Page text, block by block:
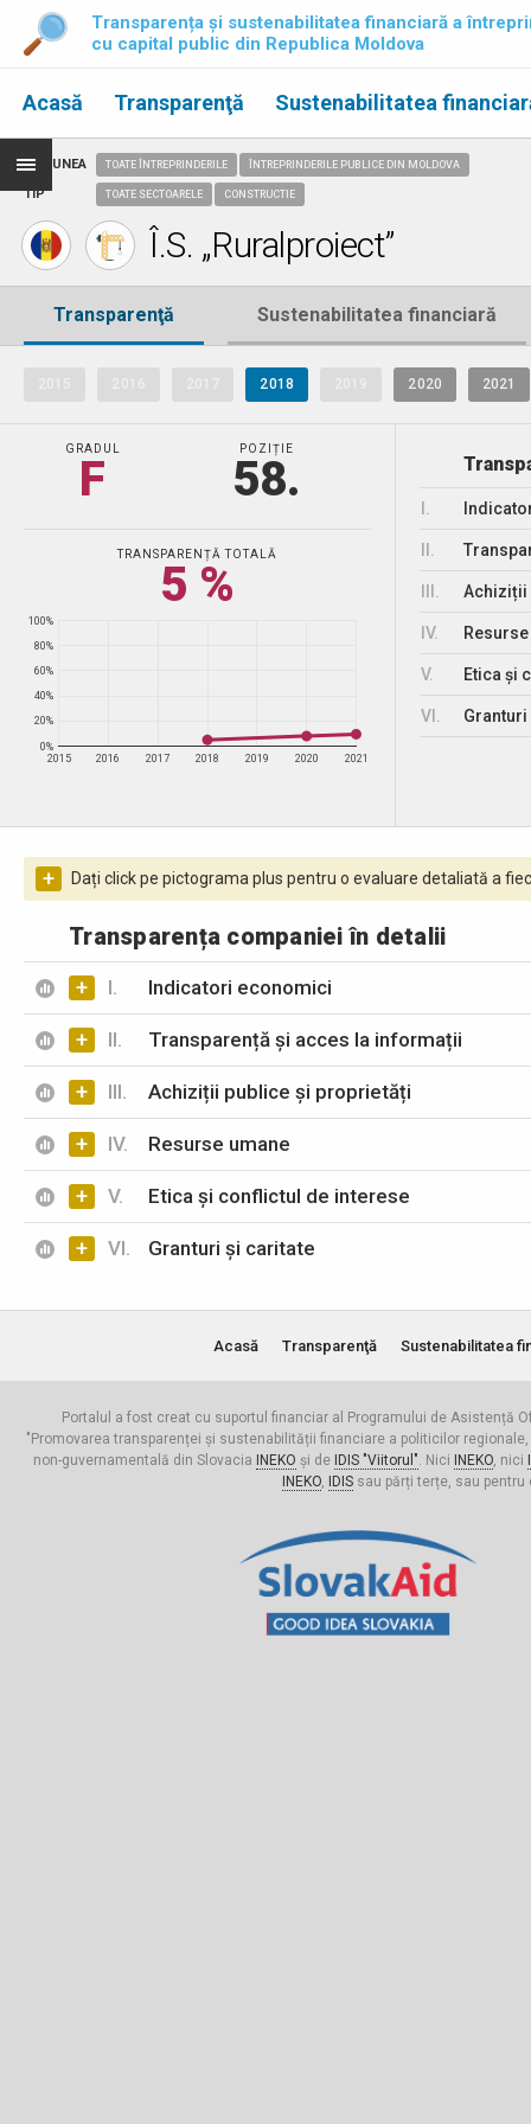
Transparența și sustenabilitatea financiară a
cu capital public din Republica Moldova
Acasă Transparenţă Sustenabilitatea
REGIUNEA
TIP
TOATE ÎNTREPRINDERILE ÎNTREPRINDERILE PUBLICE DIN MOLDOVA
TOATE SECTOARELE CONSTRUCTIE
Î.S. „Ruralproiect”
Transparenţă Sustenabilitatea financiară
2018 2020 2021
GRADUL
F
POZIȚIE
58.
TRANSPARENȚĂ TOTALĂ
5 %
2015 2016 2017 2018 2019 2020 2021
0%
20%
40%
60%
80%
100%
Achiziții
IV.
V. Etica și
VI.
+ Dați click pe pictograma plus pentru o evaluare detaliată a
Transparența companiei în detalii
+ I. Indicatori economici
+ II. Transparență și acces la informații
+ III. Achiziții publice și proprietăți
+ IV. Resurse umane
+ V. Etica și conflictul de interese
+ VI. Granturi și caritate
Acasă Transparenţă Sustenabilitatea
Portalul a fost creat cu suportul financiar al Programului de Asistență
"Promovarea transparenței și sustenabilității financiare a politicilor
non-guvernamentală din Slovacia
INEKO și de IDIS "Viitorul". Nici INEKO, nici
INEKO, IDISsau părți terțe, sau pentru